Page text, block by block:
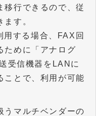
移行できるので、従
す。
する場合、FAX回
ために「アナログ
受信機器をLANに
ことで、利用が可能
うマルチベンダーの